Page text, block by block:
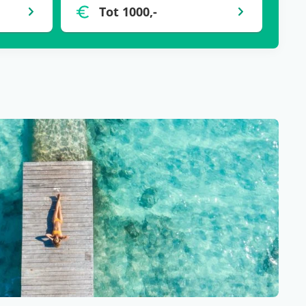
Tot 1000,-